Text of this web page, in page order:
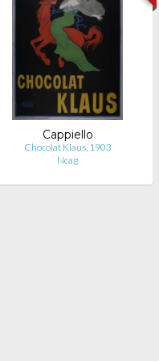
Cappiello
Chocolat Klaus, 1903
Ncag